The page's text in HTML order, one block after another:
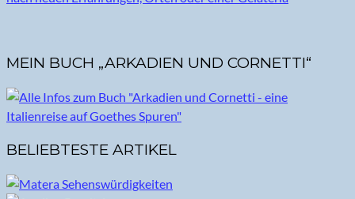
MEIN BUCH „ARKADIEN UND CORNETTI“
BELIEBTESTE ARTIKEL